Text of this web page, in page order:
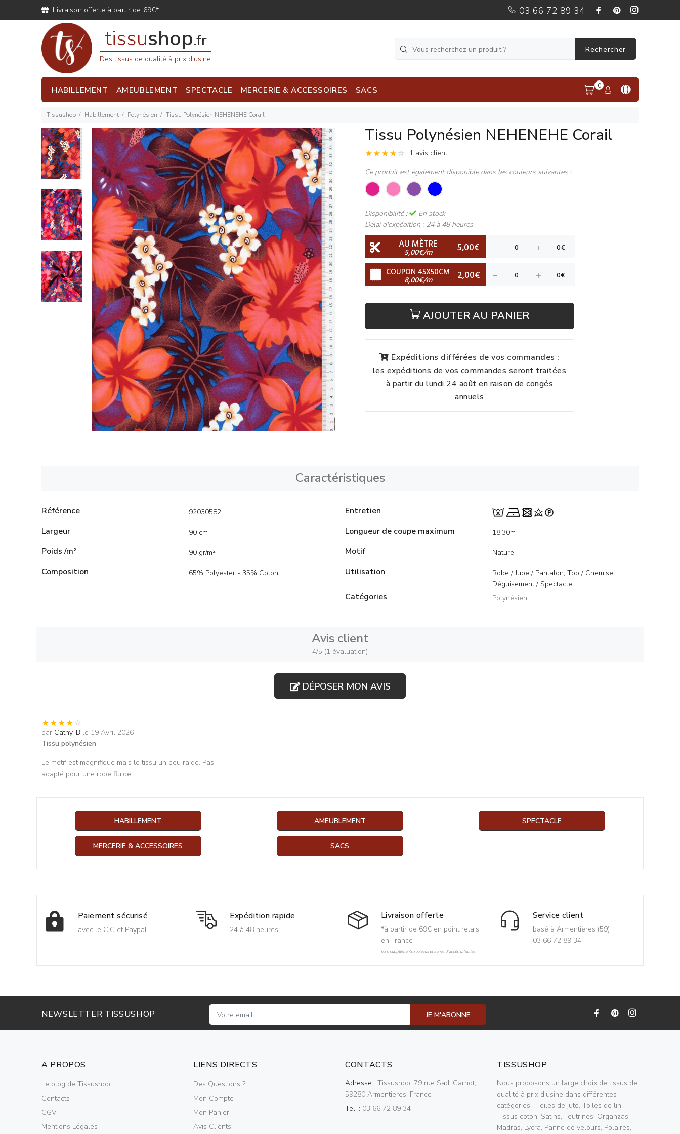
Livraison offerte à partir de 69€* 03 66 72 89 34
tissushop.fr
Des tissus de qualité à prix d'usine
Rechercher
HABILLEMENT AMEUBLEMENT SPECTACLE MERCERIE & ACCESSOIRES SACS 0
Tissushop Habillement Polynésien Tissu Polynésien NEHENEHE Corail
Tissu Polynésien NEHENEHE Corail
1 avis client
Ce produit est également disponible dans les couleurs suivantes :
Disponibilité :
En stock
Délai d'expédition : 24 à 48 heures
AU MÈTRE
5,00€/m 5,00€
COUPON 45X50CM
8,00€/m 2,00€
AJOUTER AU PANIER
Expéditions différées de vos commandes :
les expéditions de vos commandes seront traitées
à partir du lundi 24 août en raison de congés
annuels
Caractéristiques
Référence 92030582
Largeur 90 cm
Poids /m² 90 gr/m²
Composition 65% Polyester - 35% Coton
Entretien
Longueur de coupe maximum
18,30m
Motif Nature
Utilisation
Robe / Jupe / Pantalon, Top / Chemise,
Déguisement / Spectacle
Catégories Polynésien
Avis client
4/5 (1 évaluation)
DÉPOSER MON AVIS
par Cathy. B le 19 Avril 2026
Tissu polynésien
Le motif est magnifique mais le tissu un peu raide. Pas
adapté pour une robe fluide
HABILLEMENT AMEUBLEMENT SPECTACLE
MERCERIE & ACCESSOIRES SACS
Paiement sécurisé
avec le CIC et Paypal
Expédition rapide
24 à 48 heures
Livraison offerte
*à partir de 69€ en point relais
en France
hors suppléments rouleaux et zones d'accès difficiles
Service client
basé à Armentières (59)
03 66 72 89 34
NEWSLETTER TISSUSHOP JE M'ABONNE
A PROPOS
Le blog de Tissushop
Contacts
CGV
Mentions Légales
LIENS DIRECTS
Des Questions ?
Mon Compte
Mon Panier
Avis Clients
CONTACTS
Adresse : Tissushop, 79 rue Sadi Carnot,
59280 Armentieres, France
Tel. : 03 66 72 89 34
TISSUSHOP
Nous proposons un large choix de tissus de
qualité à prix d'usine dans différentes
catégories : Toiles de jute, Toiles de lin,
Tissus coton, Satins, Feutrines, Organzas,
Madras, Lycra, Panne de velours, Polaires,